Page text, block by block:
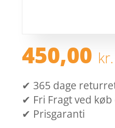
450,00 kr.
✔ 365 dage
✔ Fri Fragt ved
✔ Prisgaranti